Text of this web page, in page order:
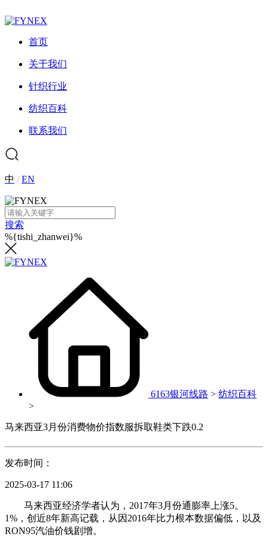
首页
关于我们
针织行业
纺织百科
联系我们
中 /EN
搜索
%{tishi_zhanwei}%
6163银河线路 > 纺织百科
>
马来西亚3月份消费物价指数服拆取鞋类下跌0.2
发布时间：
2025-03-17 11:06
马来西亚经济学者认为，2017年3月份通膨率上涨5。
1%，创近8年新高记载，从因2016年比力根本数据偏低，以及
RON95汽油价钱剧增。